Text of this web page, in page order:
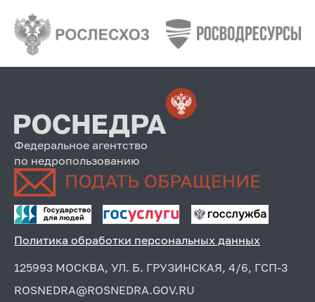
Федеральное агентство
по недропользованию
Политика обработки персональных данных
125993 МОСКВА, УЛ. Б. ГРУЗИНСКАЯ, 4/6, ГСП-3
ROSNEDRA@ROSNEDRA.GOV.RU